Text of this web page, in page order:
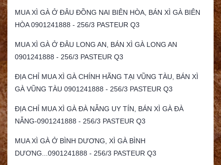
MUA XÌ GÀ Ở ĐÂU ĐỒNG NAI BIÊN HÒA, BÁN XÌ GÀ BIÊN
HÒA 0901241888 - 256/3 PASTEUR Q3
MUA XÌ GÀ Ở ĐÂU LONG AN, BÁN XÌ GÀ LONG AN
0901241888 - 256/3 PASTEUR Q3
ĐỊA CHỈ MUA XÌ GÀ CHÍNH HÃNG TẠI VŨNG TÀU, BÁN XÌ
GÀ VŨNG TÀU 0901241888 - 256/3 PASTEUR Q3
ĐỊA CHỈ MUA XÌ GÀ ĐÀ NẴNG UY TÍN, BÁN XÌ GÀ ĐÀ
NẴNG-0901241888 - 256/3 PASTEUR Q3
MUA XÌ GÀ Ở BÌNH DƯƠNG, XÌ GÀ BÌNH
DƯƠNG...0901241888 - 256/3 PASTEUR Q3